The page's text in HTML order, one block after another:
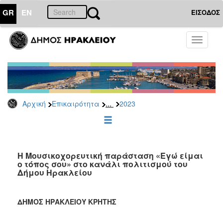
GR EN ΕΙΣΟΔΟΣ
Toggle
Αρχική Επικαιρότητα ... 2023
ΕΠΙΚΑΙΡΟΤΗΤΑ
Τύπου
Αρχείο
2026
2025
2022
2021
2019
Η Μουσικοχορευτική παράσταση «Εγώ είμαι
ο τόπος σου» στο κανάλι πολιτισμού του
Δήμου Ηρακλείου
ΔΗΜΟΣ ΗΡΑΚΛΕΙΟΥ ΚΡΗΤΗΣ